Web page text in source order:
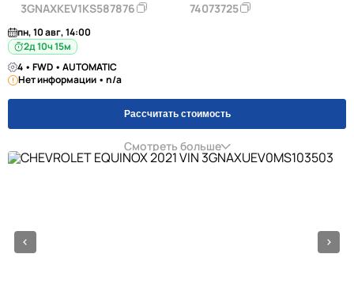
3GNAXKEV1KS587876 74073725
пн, 10 авг, 14:00
2д 10ч 15м
4 • FWD • AUTOMATIC
Нет информации • n/a
Рассчитать стоимость
Смотреть больше